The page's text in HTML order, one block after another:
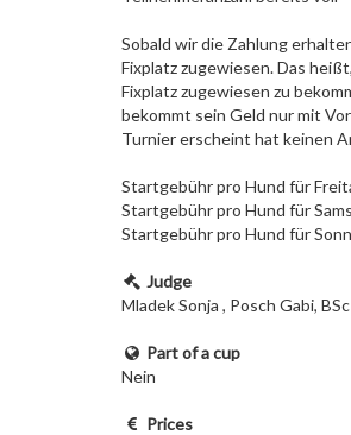
Sobald wir die Zahlung
Fixplatz zugewiesen. Das
Fixplatz zugewiesen zu
bekommt sein Geld nur mit
Turnier erscheint hat keinen
Startgebühr pro Hund für
Startgebühr pro Hund für
Startgebühr pro Hund für
Judge
Mladek Sonja , Posch Gabi, BSc
Part of a cup
Nein
Prices